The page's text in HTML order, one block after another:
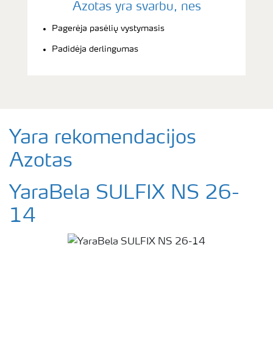
Azotas yra svarbu, nes
Pagerėja pasėlių vystymasis
Padidėja derlingumas
Yara rekomendacijos
Azotas
YaraBela SULFIX NS 26-
14